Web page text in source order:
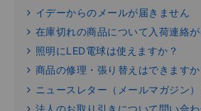
イデーからのメールが届きません
在庫切れの商品について入荷連絡
照明にLED電球は使えますか？
商品の修理・張り替えはできますか
ニュースレター（メールマガジン
法人のお取り引きについて問い合